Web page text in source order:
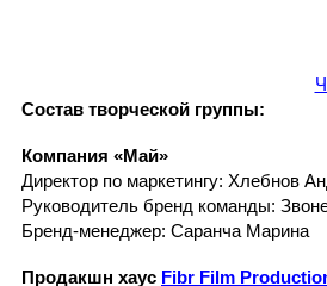
Состав творческой группы:
Компания «Май»
Директор по маркетингу: Хлебнов
Руководитель бренд команды:
Бренд-менеджер: Саранча Марина
Продакшн хаус Fibr Film